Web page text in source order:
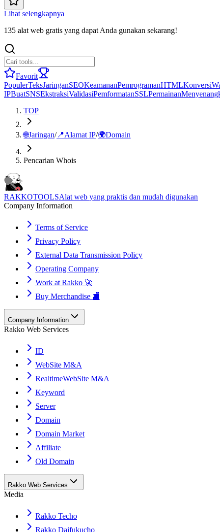
Lihat selengkapnya
135 alat web gratis yang dapat Anda gunakan sekarang!
Favorit
PopulerTeksJaringanSEOKeamananPemrogramanHTMLKonversi
IPBuatSNSEkstraksiValidasiPemformatanSSLPermainan
TOP
🌐Jaringan/📍Alamat IP/🌍Domain
Pencarian Whois
RAKKOTOOLSAlat web yang praktis dan mudah digunakan
Company Information
Terms of Service
Privacy Policy
External Data Transmission Policy
Operating Company
Work at Rakko 🚀
Buy Merchandise 🏬
Company Information
Rakko Web Services
ID
WebSite M&A
RealtimeWebSite M&A
Keyword
Server
Domain
Domain Market
Affiliate
Old Domain
Rakko Web Services
Media
Rakko Techo
Rakko Daifukucho